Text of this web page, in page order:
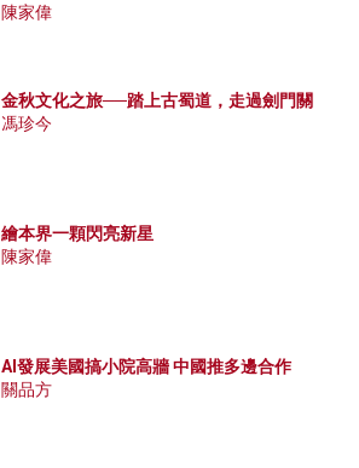
陳家偉
金秋文化之旅──踏上古蜀道，走過劍門關
馮珍今
繪本界一顆閃亮新星
陳家偉
AI發展美國搞小院高牆 中國推多邊合作
關品方